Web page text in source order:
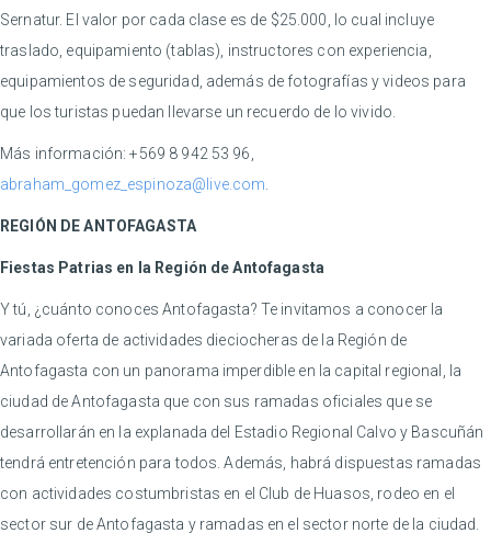
Sernatur. El valor por cada clase es de $25.000, lo cual incluye
traslado, equipamiento (tablas), instructores con experiencia,
equipamientos de seguridad, además de fotografías y videos para
que los turistas puedan llevarse un recuerdo de lo vivido.
Más información: +569 8 942 53 96,
abraham_gomez_espinoza@live.com
REGIÓN DE ANTOFAGASTA
Fiestas Patrias en la Región de Antofagasta
Y tú, ¿cuánto conoces Antofagasta? Te invitamos a conocer la
variada oferta de actividades dieciocheras de la Región de
Antofagasta con un panorama imperdible en la capital regional, la
ciudad de Antofagasta que con sus ramadas oficiales que se
desarrollarán en la explanada del Estadio Regional Calvo y Bascuñán
tendrá entretención para todos. Además, habrá dispuestas ramadas
con actividades costumbristas en el Club de Huasos, rodeo en el
sector sur de Antofagasta y ramadas en el sector norte de la ciudad.